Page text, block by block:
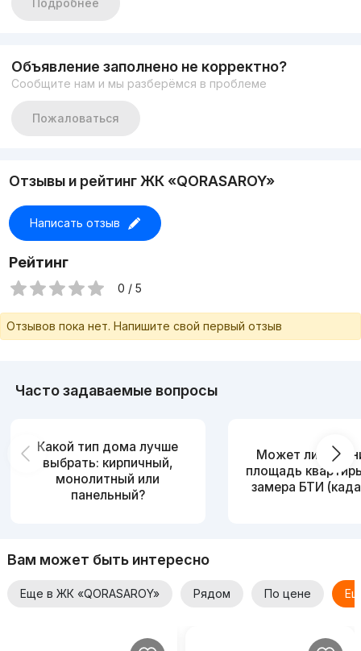
* Територия жуда обод,Мусийкали фантан,4 та
Подробнее
Объявление заполнено не корректно?
Сообщите нам и мы разберёмся в проблеме
Пожаловаться
Отзывы и рейтинг ЖК «QORASAROY»
Написать отзыв
Рейтинг
0 / 5
Отзывов пока нет. Напишите свой первый отзыв
Часто задаваемые вопросы
Какой тип дома лучше
выбрать: кирпичный,
монолитный или
панельный?
Может ли
площадь
замера БТИ
Вам может быть интересно
Еще в ЖК «QORASAROY» Рядом По цене